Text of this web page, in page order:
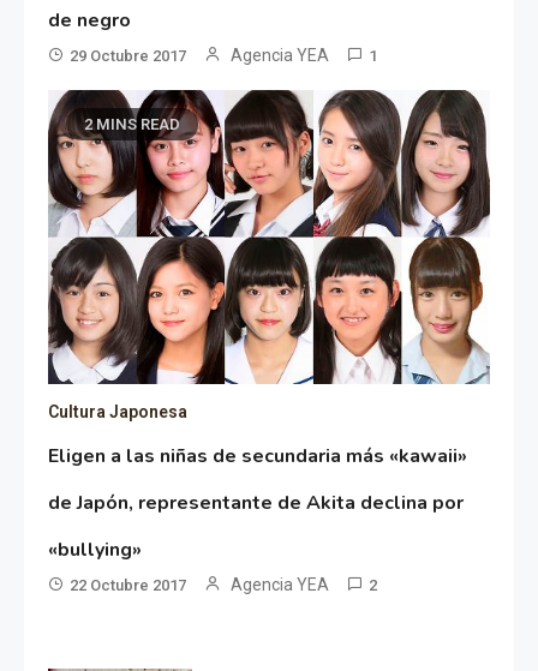
de negro
29 Octubre 2017 Agencia YEA 1
2 MINS READ
Cultura Japonesa
Eligen a las niñas de secundaria más «kawaii»
de Japón, representante de Akita declina por
«bullying»
22 Octubre 2017 Agencia YEA 2